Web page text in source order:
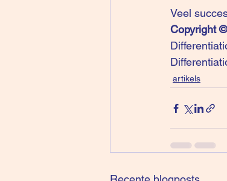
Veel
Copyright
artikels